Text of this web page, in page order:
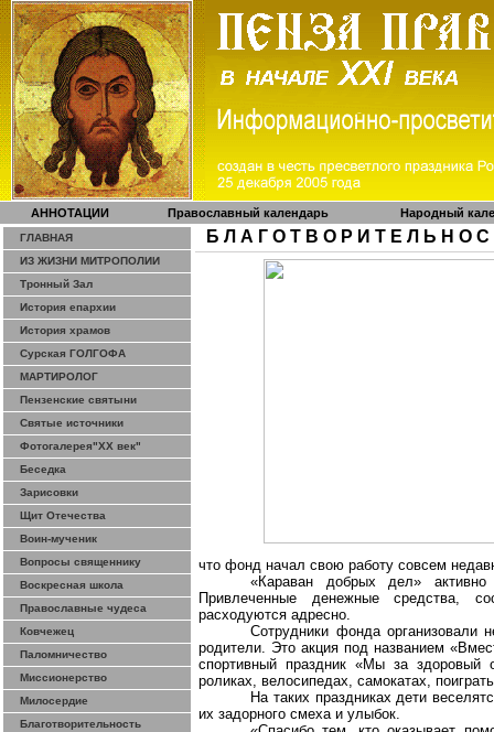
АННОТАЦИИ Православный календарь Народный
ГЛАВНАЯ
ИЗ ЖИЗНИ МИТРОПОЛИИ
Тронный Зал
История епархии
История храмов
Сурская ГОЛГОФА
МАРТИРОЛОГ
Пензенские святыни
Святые источники
Фотогалерея"ХХ век"
Беседка
Зарисовки
Щит Отечества
Воин-мученик
Вопросы священнику
Воскресная школа
Православные чудеса
Ковчежец
Паломничество
Миссионерство
Милосердие
Благотворительность
Б Л А Г О Т В О Р И Т Е Л Ь Н О С
что фонд начал свою работу совсем
«Караван добрых дел»
Привлеченные денежные средства,
расходуются адресно.
Сотрудники фонда организовали
родители. Это акция под названием
спортивный праздник «Мы за здоровый
роликах, велосипедах, самокатах,
На таких праздниках дети
их задорного смеха и улыбок.